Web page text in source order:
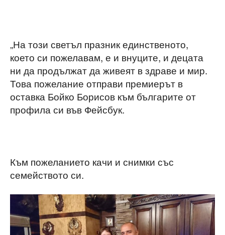
„На този светъл празник единственото,
което си пожелавам, е и внуците, и децата
ни да продължат да живеят в здраве и мир.
Това пожелание отправи премиерът в
оставка Бойко Борисов към българите от
профила си във Фейсбук.
Към пожеланието качи и снимки със
семейството си.